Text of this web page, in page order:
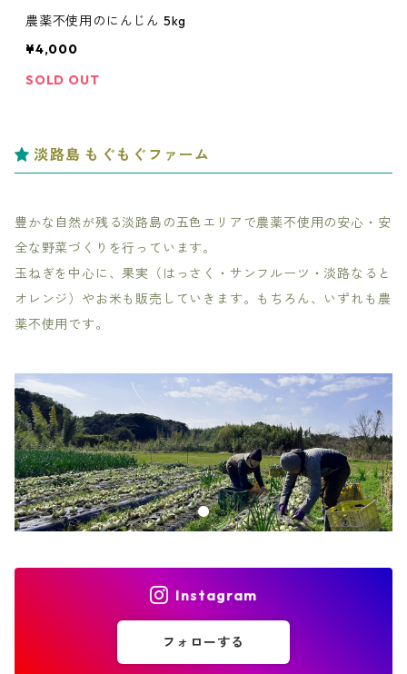
農薬不使用のにんじん 5kg
¥4,000
SOLD OUT
淡路島 もぐもぐファーム
豊かな自然が残る淡路島の五色エリアで農薬不使用の安心・安
全な野菜づくりを行っています。
玉ねぎを中心に、果実（はっさく・サンフルーツ・淡路なると
オレンジ）やお米も販売していきます。もちろん、いずれも農
薬不使用です。
Instagram
フォローする